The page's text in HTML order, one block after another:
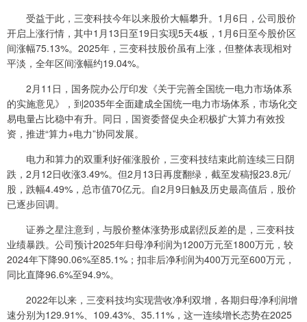
受益于此，三变科技今年以来股价大幅攀升。1月6日，公司股价
开启上涨行情，其中1月13日至19日实现5天4板，1月6日至今股价区
间涨幅75.13%。2025年，三变科技股价虽有上涨，但整体表现相对
平淡，全年区间涨幅约19.04%。
2月11日，国务院办公厅印发《关于完善全国统一电力市场体系
的实施意见》，到2035年全面建成全国统一电力市场体系，市场化交
易电量占比稳中有升。同日，国资委督促央企积极扩大算力有效投
资，推进“算力+电力”协同发展。
电力和算力的双重利好催涨股价，三变科技结束此前连续三日阴
跌，2月12日收涨3.49%。但2月13日再度翻绿，截至发稿报23.8元/
股，跌幅4.49%，总市值70亿元。自2月9日触及历史最高值后，股价
已逐步回调。
证券之星注意到，与股价整体涨势形成剧烈反差的是，三变科技
业绩暴跌。公司预计2025年归母净利润为1200万元至1800万元，较
2024年下降90.06%至85.1%；扣非后净利润为400万元至600万元，
同比直降96.6%至94.9%。
2022年以来，三变科技均实现营收净利双增，各期归母净利润增
速分别为129.91%、109.43%、35.11%，这一连续增长态势在2025